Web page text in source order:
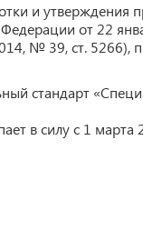
и утверждения
от 22
№ 39, ст. 5266),
стандарт
в силу с 1